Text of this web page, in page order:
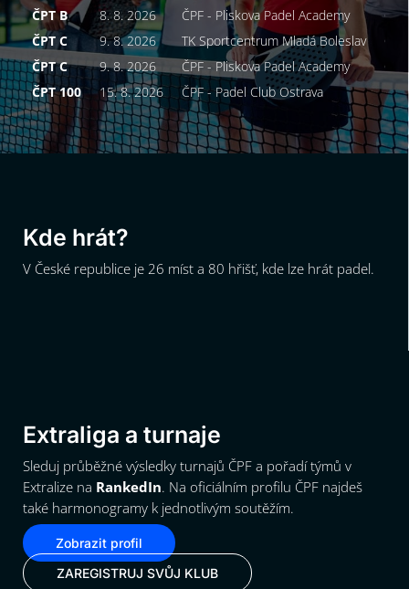
ČPT B
8. 8. 2026 ČPF - Pliskova Padel Academy
ČPT C
9. 8. 2026 TK Sportcentrum Mladá Boleslav
ČPT C
9. 8. 2026 ČPF - Pliskova Padel Academy
ČPT 100
15. 8. 2026 ČPF - Padel Club Ostrava
Kde hrát?
V České republice je 26 míst a 80 hřišť, kde lze hrát padel.
Extraliga a turnaje
Sleduj průběžné výsledky turnajů ČPF a pořadí týmů v
Extralize na RankedIn. Na oficiálním profilu ČPF najdeš
také harmonogramy k jednotlivým soutěžím.
Zobrazit profil
ZAREGISTRUJ SVŮJ KLUB